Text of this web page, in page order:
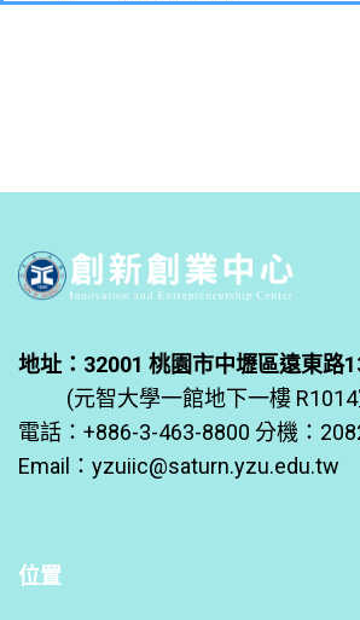
地址：32001 桃園市中壢區遠東路
(元智大學一館地下一樓 R1014
電話：+886-3-463-8800 分機：
Email： yzuiic@saturn.yzu.edu.tw
位置